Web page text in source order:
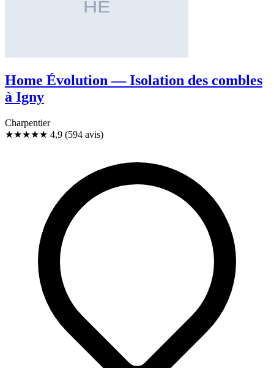
Home Évolution — Isolation des combles
à Igny
Charpentier
★★★★★ 4,9 (594 avis)